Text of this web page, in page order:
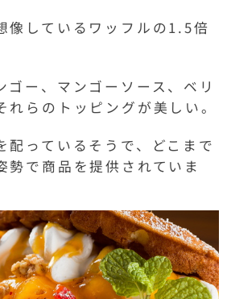
像しているワッフルの1.5倍
ゴー、マンゴーソース、ベリ
れらのトッピングが美しい。
配っているそうで、どこまで
勢で商品を提供されていま